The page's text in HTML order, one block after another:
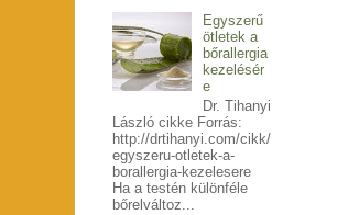
Egyszerű
ötletek a
bőrallergia
kezelésér
e
Dr. Tihanyi
László cikke Forrás:
http://drtihanyi.com/cikk/
egyszeru-otletek-a-
borallergia-kezelesere
Ha a testén különféle
bőrelváltoz...